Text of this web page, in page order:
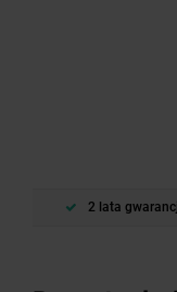
2 lata